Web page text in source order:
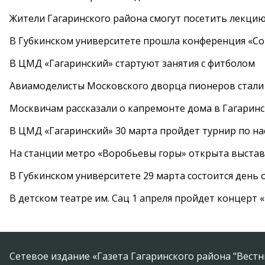
Жители Гагаринского района смогут посетить
В Губкинском университете прошла конференция
В ЦМД «Гагаринский» стартуют занятия с фитболом
Авиамоделисты Московского дворца пионеров
Москвичам рассказали о капремонте дома в
В ЦМД «Гагаринский» 30 марта пройдет турнир по
На станции метро «Воробьевы горы» открыта
В Губкинском университете 29 марта состоится
В детском театре им. Сац 1 апреля пройдет концерт
Сетевое издание «Газета Гагаринского района